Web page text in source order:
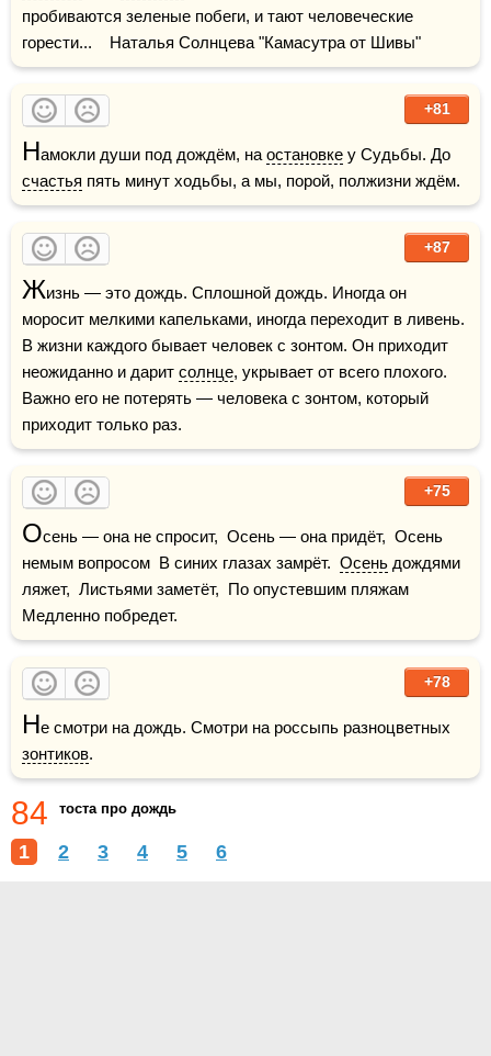
пробиваются зеленые побеги, и тают человеческие
горести...    Наталья Солнцева "Камасутра от Шивы"
+81
Намокли души под дождём, на остановке
счастья пять минут ходьбы, а мы, порой, полжизни ждём.
+87
Жизнь — это дождь. Сплошной дождь. Иногда он
моросит мелкими капельками, иногда переходит в ливень.
В жизни каждого бывает человек с зонтом. Он приходит
неожиданно и дарит солнце, укрывает от всего плохого.
Важно его не потерять — человека с зонтом, который
приходит только раз.
+75
Осень — она не спросит,  Осень — она придёт,  Осень
немым вопросом  В синих глазах замрёт. Осень дождями
ляжет,  Листьями заметёт,  По опустевшим пляжам
Медленно побредет.
+78
Н
зонтиков.
84 тоста про дождь
1 2 3 4 5 6